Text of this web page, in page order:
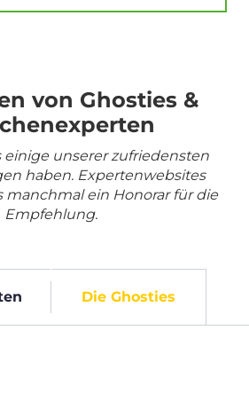
von Ghosties &
einige unserer zufriedensten
haben. Expertenwebsites
manchmal ein Honorar für die
Empfehlung.
Die Ghosties